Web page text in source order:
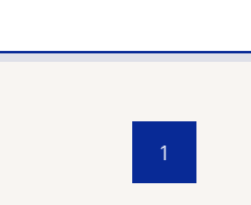
1